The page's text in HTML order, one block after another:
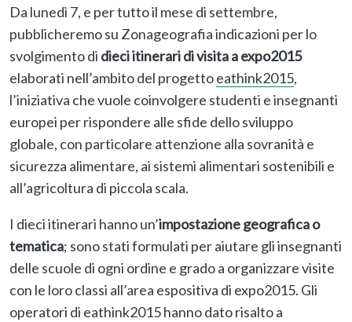
Da lunedì 7, e per tutto il mese di settembre,
pubblicheremo su Zonageografia indicazioni per lo
svolgimento di dieci itinerari di visita a expo2015
elaborati nell’ambito del progettoeathink2015,
l’iniziativa che vuole coinvolgere studenti e insegnanti
europei per rispondere alle sfide dello sviluppo
globale, con particolare attenzione alla sovranità e
sicurezza alimentare, ai sistemi alimentari sostenibili e
all’agricoltura di piccola scala.
I dieci itinerari hanno un’impostazione geografica o
tematica; sono stati formulati per aiutare gli insegnanti
delle scuole di ogni ordine e grado a organizzare visite
con le loro classi all’area espositiva di expo2015. Gli
operatori di eathink2015 hanno dato risalto a